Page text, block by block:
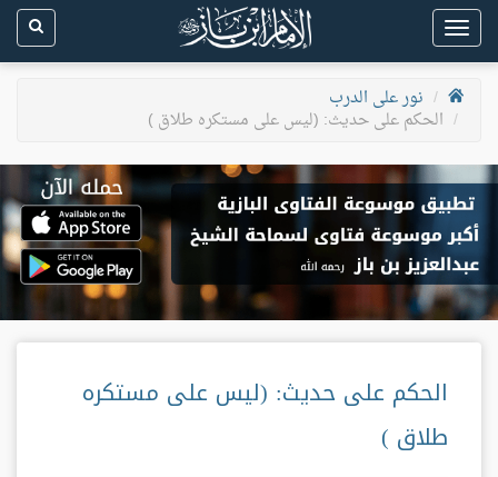
Toggle
navigation
نور على الدرب
الحكم على حديث: (ليس على مستكره طلاق )
الحكم على حديث: (ليس على مستكره
طلاق )